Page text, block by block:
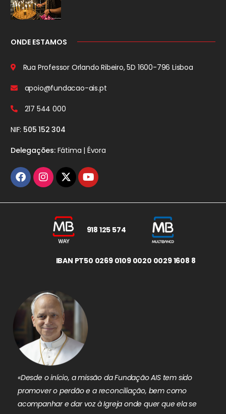
ONDE ESTAMOS
Rua Professor Orlando Ribeiro, 5D 1600-796 Lisboa
apoio@fundacao-ais.pt
217 544 000
NIF: 505 152 304
Delegações:Fátima | Évora
918 125 574
IBAN PT50 0269 0109 0020 0029 1608 8
«Desde o início, a missão da Fundação AIS tem sido
promover o perdão e a reconciliação, bem como
acompanhar e dar voz à Igreja onde quer que ela se